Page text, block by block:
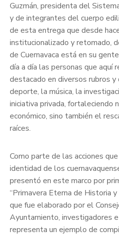
Guzmán, presidenta del
y de integrantes del cuerpo
de esta entrega que desde
institucionalizado y retomado,
de Cuernavaca está en su
día a día las personas que aquí
destacado en diversos rubros
deporte, la música, la
iniciativa privada, fortaleciendo
económico, sino también el
raíces.
Como parte de las acciones
identidad de los
presentó en este marco por
“Primavera Eterna de Historia y
que fue elaborado por el
Ayuntamiento, investigadores
representa un ejemplo de